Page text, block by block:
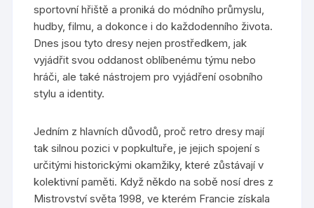
sportovní hřiště a proniká do módního průmyslu,
hudby, filmu, a dokonce i do každodenního života.
Dnes jsou tyto dresy nejen prostředkem, jak
vyjádřit svou oddanost oblíbenému týmu nebo
hráči, ale také nástrojem pro vyjádření osobního
stylu a identity.
Jedním z hlavních důvodů, proč retro dresy mají
tak silnou pozici v popkultuře, je jejich spojení s
určitými historickými okamžiky, které zůstávají v
kolektivní paměti. Když někdo na sobě nosí dres z
Mistrovství světa 1998, ve kterém Francie získala